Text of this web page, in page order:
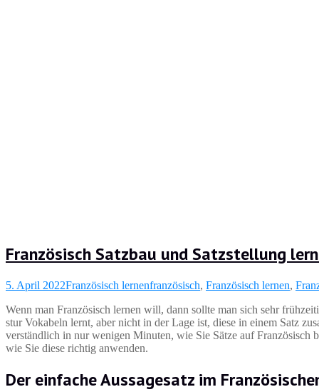
Französisch Satzbau und Satzstellung
5. April 2022Französisch lernenfranzösisch, Französisch lernen,
Wenn man Französisch lernen will, dann sollte man sich sehr
stur Vokabeln lernt, aber nicht in der Lage ist, diese in einem Satz
verständlich in nur wenigen Minuten, wie Sie Sätze auf Französisch
wie Sie diese richtig anwenden.
Der einfache Aussagesatz im